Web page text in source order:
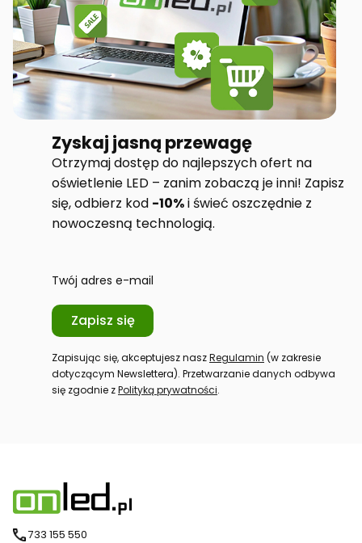
Zyskaj jasną przewagę
Otrzymaj dostęp do najlepszych ofert na
oświetlenie LED – zanim zobaczą je inni! Zapisz
się, odbierz kod -10%i świeć oszczędnie z
nowoczesną technologią.
Twój adres e-mail
Zapisz się
Zapisując się, akceptujesz naszRegulamin (w zakresie
dotyczącym Newslettera). Przetwarzanie danych odbywa
się zgodnie zPolityką prywatności.
733 155 550